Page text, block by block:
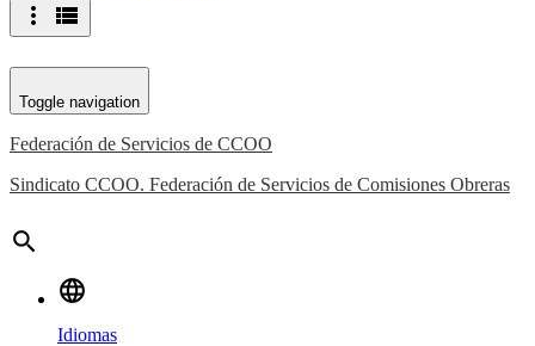
more_vert view_list
Toggle navigation
Federación de Servicios de CCOO
Sindicato CCOO. Federación de Servicios de Comisiones Obreras
search
language
Idiomas